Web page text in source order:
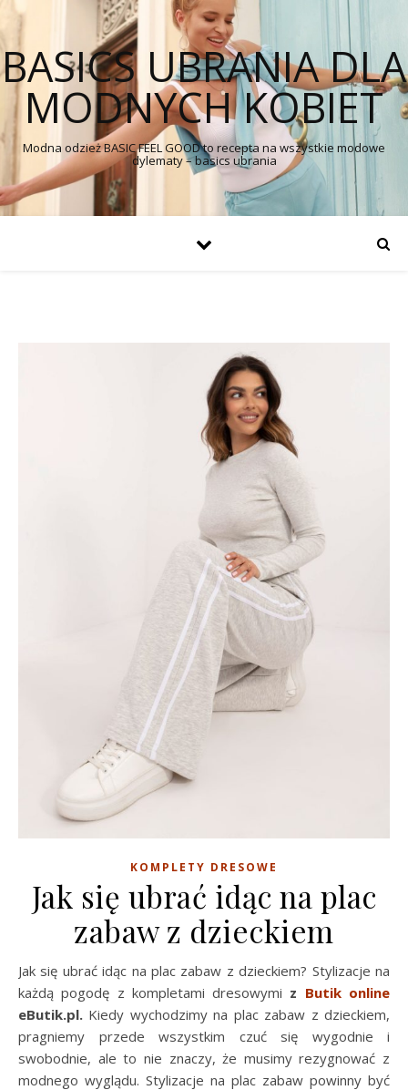
BASICS UBRANIA DLA
MODNYCH KOBIET
Modna odzież BASIC FEEL GOOD to recepta na wszystkie modowe
dylematy – basics ubrania
KOMPLETY DRESOWE
Jak się ubrać idąc na plac
zabaw z dzieckiem
Jak się ubrać idąc na plac zabaw z dzieckiem? Stylizacje na
każdą pogodę z kompletami dresowymi z Butik online
eButik.pl. Kiedy wychodzimy na plac zabaw z dzieckiem,
pragniemy przede wszystkim czuć się wygodnie i
swobodnie, ale to nie znaczy, że musimy rezygnować z
modnego wyglądu. Stylizacje na plac zabaw powinny być